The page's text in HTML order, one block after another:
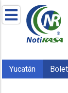
Yucatán